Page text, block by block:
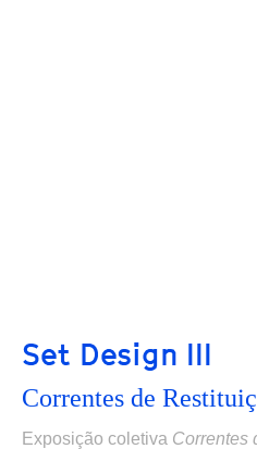
Set Design III
Correntes de
Exposição coletiva Correntes